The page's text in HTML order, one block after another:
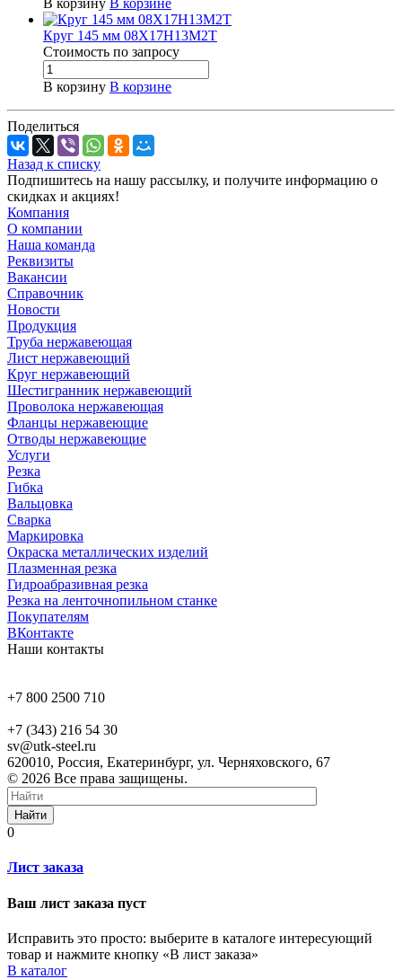
В корзину В корзине
Круг 145 мм 08Х17Н13М2Т
Стоимость по запросу
В корзину В корзине
Поделиться
Назад к списку
Подпишитесь на нашу рассылку, и получите информацию о
скидках и акциях!
Компания
О компании
Наша команда
Реквизиты
Вакансии
Справочник
Новости
Продукция
Труба нержавеющая
Лист нержавеющий
Круг нержавеющий
Шестигранник нержавеющий
Проволока нержавеющая
Фланцы нержавеющие
Отводы нержавеющие
Услуги
Резка
Гибка
Вальцовка
Сварка
Маркировка
Окраска металлических изделий
Плазменная резка
Гидроабразивная резка
Резка на ленточнопильном станке
Покупателям
ВКонтакте
Наши контакты
+7 800 2500 710
+7 (343) 216 54 30
sv@utk-steel.ru
620010, Россия, Екатеринбург, ул. Черняховского, 67
© 2026 Все права защищены.
Найти
0
Лист заказа
Ваш лист заказа пуст
Исправить это просто: выберите в каталоге интересующий
товар и нажмите кнопку «В лист заказа»
В каталог